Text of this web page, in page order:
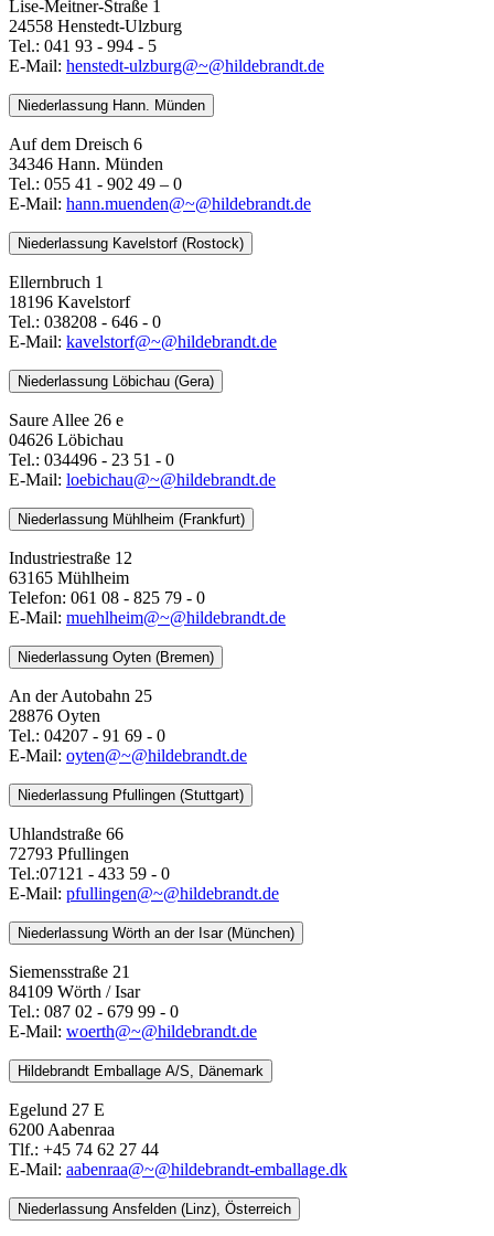
Lise-Meitner-Straße 1
24558 Henstedt-Ulzburg
Tel.: 041 93 - 994 - 5
E-Mail: henstedt-ulzburg@~@hildebrandt.de
Niederlassung Hann. Münden
Auf dem Dreisch 6
34346 Hann. Münden
Tel.: 055 41 - 902 49 – 0
E-Mail: ​​​​​​​hann.muenden@~@hildebrandt.de
Niederlassung Kavelstorf (Rostock)
Ellernbruch 1
18196 Kavelstorf
Tel.: 038208 - 646 - 0
E-Mail: kavelstorf@~@hildebrandt.de
Niederlassung Löbichau (Gera)
Saure Allee 26 e
04626 Löbichau
Tel.: 034496 - 23 51 - 0
E-Mail: loebichau@~@hildebrandt.de
Niederlassung Mühlheim (Frankfurt)
Industriestraße 12
63165 Mühlheim
Telefon: 061 08 - 825 79 - 0
E-Mail: muehlheim@~@hildebrandt.de
Niederlassung Oyten (Bremen)
An der Autobahn 25
28876 Oyten
Tel.: 04207 - 91 69 - 0
E-Mail: oyten@~@hildebrandt.de
Niederlassung Pfullingen (Stuttgart)
Uhlandstraße 66
72793 Pfullingen
Tel.:07121 - 433 59 - 0
E-Mail: pfullingen@~@hildebrandt.de
Niederlassung Wörth an der Isar (München)
Siemensstraße 21
84109 Wörth / Isar
Tel.: 087 02 - 679 99 - 0
E-Mail: woerth@~@hildebrandt.de
Hildebrandt Emballage A/S, Dänemark
Egelund 27 E
6200 Aabenraa
Tlf.: +45 74 62 27 44
E-Mail: aabenraa@~@hildebrandt-emballage.dk
Niederlassung Ansfelden (Linz), Österreich